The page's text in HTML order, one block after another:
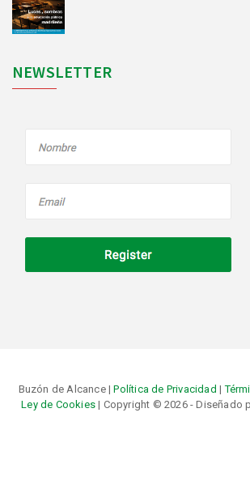
NEWSLETTER
Buzón de Alcance |Política de Privacidad |
Ley de Cookies | Copyright © 2026 - Diseñado